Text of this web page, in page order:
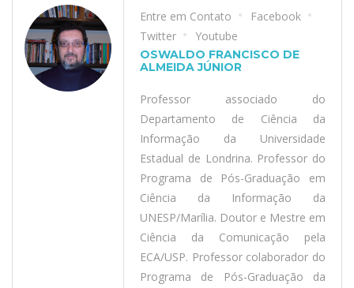
Entre em Contato
Facebook
Twitter
Youtube
OSWALDO FRANCISCO DE
ALMEIDA JÚNIOR
Professor associado do
Departamento de Ciência da
Informação da Universidade
Estadual de Londrina. Professor do
Programa de Pós-Graduação em
Ciência da Informação da
UNESP/Marília. Doutor e Mestre em
Ciência da Comunicação pela
ECA/USP. Professor colaborador do
Programa de Pós-Graduação da